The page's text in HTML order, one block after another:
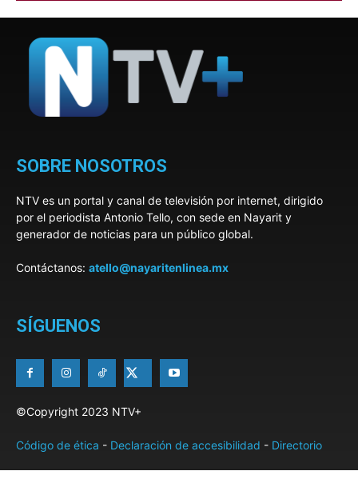
SOBRE NOSOTROS
NTV es un portal y canal de televisión por internet, dirigido
por el periodista Antonio Tello, con sede en Nayarit y
generador de noticias para un público global.
Contáctanos: atello@nayaritenlinea.mx
SÍGUENOS
©Copyright 2023 NTV+
Código de ética - Declaración de accesibilidad - Directorio